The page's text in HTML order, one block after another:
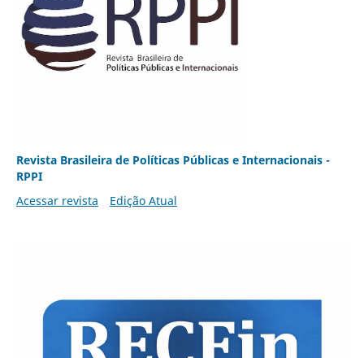
Revista Brasileira de Políticas Públicas e Internacionais -
RPPI
Acessar revista
Edição Atual